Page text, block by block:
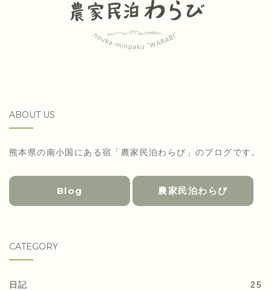
ABOUT US
熊本県の南小国にある宿「農家民泊わらび」のブログです。
Blog 農家民泊わらび
CATEGORY
日記 25